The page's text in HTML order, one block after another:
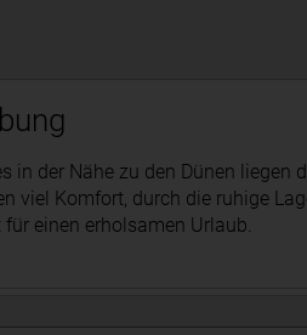
in der Nähe zu den Dünen liegen
viel Komfort, durch die ruhige
einen erholsamen Urlaub.